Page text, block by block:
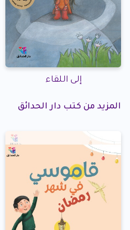
إلى اللقاء
المزيد من كتب دار الحدائق